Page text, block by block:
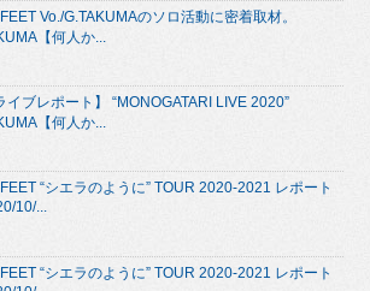
Vo./G.TAKUMAのソロ活動に密着取材。
【何人か...
イブレポート】 “MONOGATARI LIVE 2020”
【何人か...
“シエラのように” TOUR 2020-2021 レポート
10/...
“シエラのように” TOUR 2020-2021 レポート